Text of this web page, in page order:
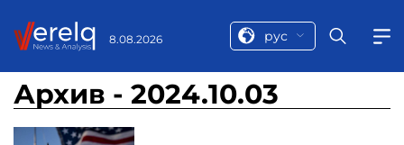
8.08.2026 рус
Архив - 2024.10.03